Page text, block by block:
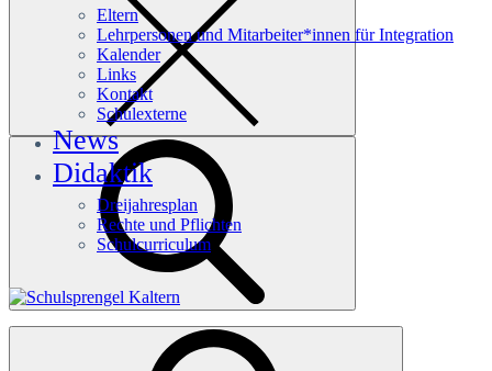
Eltern
Lehrpersonen und Mitarbeiter*innen für Integration
Kalender
Links
Kontakt
Schulexterne
News
Didaktik
Dreijahresplan
Rechte und Pflichten
Schulcurriculum
Häufige Suchanfragen